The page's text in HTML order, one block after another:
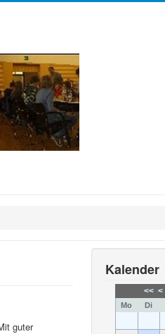
guter
Kalender
<< <
Mo Di